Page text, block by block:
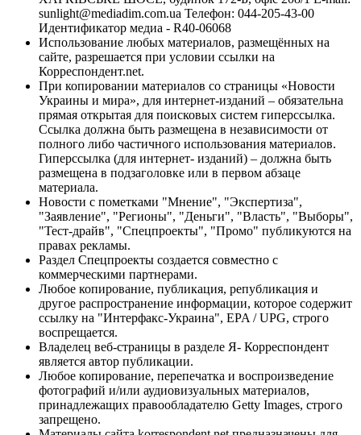
sunlight@mediadim.com.ua Телефон: 044-205-43-00
Идентификатор медиа - R40-06068
Использование любых материалов, размещённых на
сайте, разрешается при условии ссылки на
Корреспондент.net.
При копировании материалов со страницы «Новости
Украины и мира», для интернет-изданий – обязательна
прямая открытая для поисковых систем гиперссылка.
Ссылка должна быть размещена в независимости от
полного либо частичного использования материалов.
Гиперссылка (для интернет- изданий) – должна быть
размещена в подзаголовке или в первом абзаце
материала.
Новости с пометками "Мнение", "Экспертиза",
"Заявление", "Регионы", "Деньги", "Власть", "Выборы",
"Тест-драйв", "Спецпроекты", "Промо" публикуются на
правах рекламы.
Раздел Спецпроекты создается совместно с
коммерческими партнерами.
Любое копирование, публикация, републикация и
другое распространение информации, которое содержит
ссылку на "Интерфакс-Украина", EPA / UPG, строго
воспрещается.
Владелец веб-страницы в разделе Я- Корреспондент
является автор публикации.
Любое копирование, перепечатка и воспроизведение
фотографий и/или аудиовизуальных материалов,
принадлежащих правообладателю Getty Images, строго
запрещено.